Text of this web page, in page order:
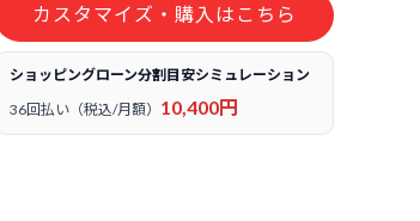
カスタマイズ・購入はこちら
ショッピングローン分割目安シミュレーション
36回払い（税込/月額） 10,400円